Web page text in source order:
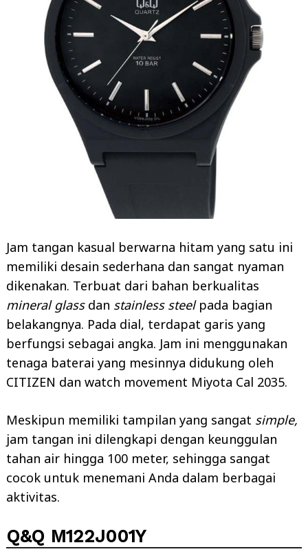
Jam tangan kasual berwarna hitam yang satu ini
memiliki desain sederhana dan sangat nyaman
dikenakan. Terbuat dari bahan berkualitas
mineral glass dan stainless steel pada bagian
belakangnya. Pada dial, terdapat garis yang
berfungsi sebagai angka. Jam ini menggunakan
tenaga baterai yang mesinnya didukung oleh
CITIZEN dan watch movement Miyota Cal 2035.
Meskipun memiliki tampilan yang sangat simple,
jam tangan ini dilengkapi dengan keunggulan
tahan air hingga 100 meter, sehingga sangat
cocok untuk menemani Anda dalam berbagai
aktivitas.
Q&Q M122J001Y